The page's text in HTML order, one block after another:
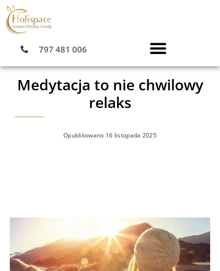
Przejdź
do
treści
797 481 006
Medytacja to nie chwilowy
relaks
Opublikowano 16 listopada 2025